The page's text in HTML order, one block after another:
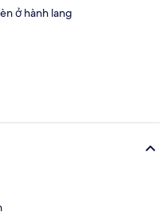
ở hành lang